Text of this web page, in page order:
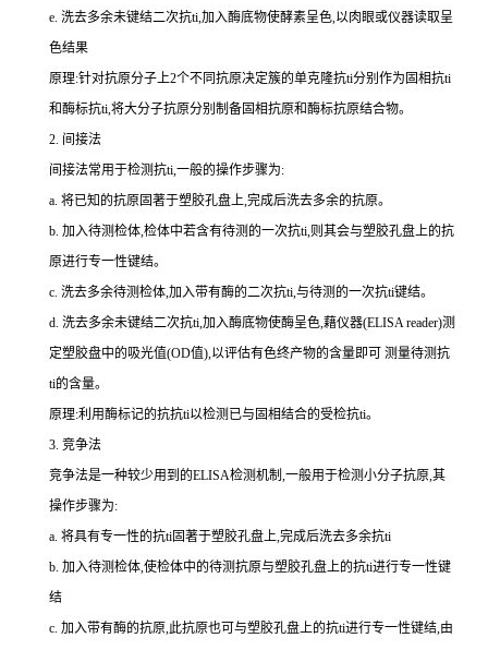
e. 洗去多余未键结二次抗ti,加入酶底物使酵素呈色,以肉眼或仪器读取呈
色结果
原理:针对抗原分子上2个不同抗原决定簇的单克隆抗ti分别作为固相抗ti
和酶标抗ti,将大分子抗原分别制备固相抗原和酶标抗原结合物。
2. 间接法
间接法常用于检测抗ti,一般的操作步骤为:
a. 将已知的抗原固著于塑胶孔盘上,完成后洗去多余的抗原。
b. 加入待测检体,检体中若含有待测的一次抗ti,则其会与塑胶孔盘上的抗
原进行专一性键结。
c. 洗去多余待测检体,加入带有酶的二次抗ti,与待测的一次抗ti键结。
d. 洗去多余未键结二次抗ti,加入酶底物使酶呈色,藉仪器(ELISA reader)测
定塑胶盘中的吸光值(OD值),以评估有色终产物的含量即可 测量待测抗
ti的含量。
原理:利用酶标记的抗抗ti以检测已与固相结合的受检抗ti。
3. 竞争法
竞争法是一种较少用到的ELISA检测机制,一般用于检测小分子抗原,其
操作步骤为:
a. 将具有专一性的抗ti固著于塑胶孔盘上,完成后洗去多余抗ti
b. 加入待测检体,使检体中的待测抗原与塑胶孔盘上的抗ti进行专一性键
结
c. 加入带有酶的抗原,此抗原也可与塑胶孔盘上的抗ti进行专一性键结,由